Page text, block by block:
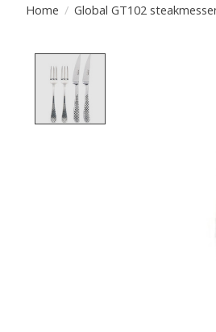
Home / Global GT102